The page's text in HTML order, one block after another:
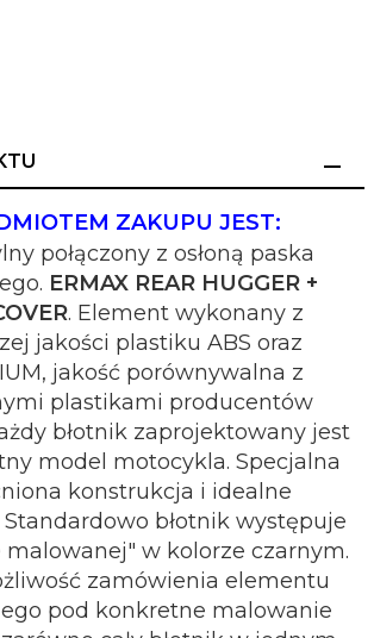
ZAKUPU JEST:
połączony z osłoną paska
ERMAX REAR HUGGER +
. Element wykonany z
jakości plastiku ABS oraz
jakość porównywalna z
plastikami producentów
błotnik zaprojektowany jest
model motocykla. Specjalna
konstrukcja i idealne
błotnik występuje
w kolorze czarnym.
zamówienia elementu
pod konkretne malowanie